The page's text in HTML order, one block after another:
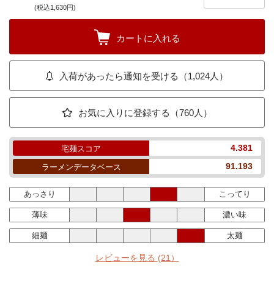
(税込1,630円)
カートに入れる
入荷があったら通知を受ける（1,024人）
お気に入りに登録する（760人）
宅麺スコア 4.381
ラーメンデータベース 91.193
あっさり こってり
薄味 濃い味
細麺 太麺
レビューを見る (21）